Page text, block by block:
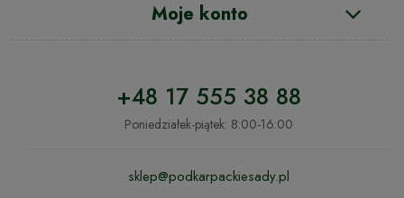
Moje konto
+48 17 555 38 88
Poniedziałek-piątek: 8:00-16:00
sklep@podkarpackiesady.pl